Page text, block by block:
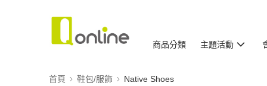
商品分類 主題活動
首頁 鞋包/服飾 Native Shoes